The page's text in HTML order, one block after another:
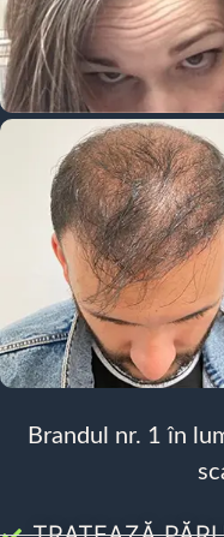
Brandul nr. 1 în